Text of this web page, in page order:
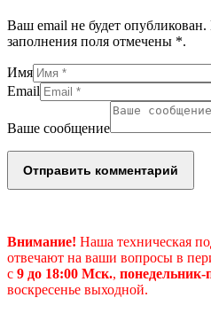
Ваш email не будет
заполнения поля отмечены *.
Имя
Email
Ваше сообщение
Внимание! Наша техническая
отвечают на ваши вопросы в
с 9 до 18:00 Мск., понедельник-
воскресенье выходной.